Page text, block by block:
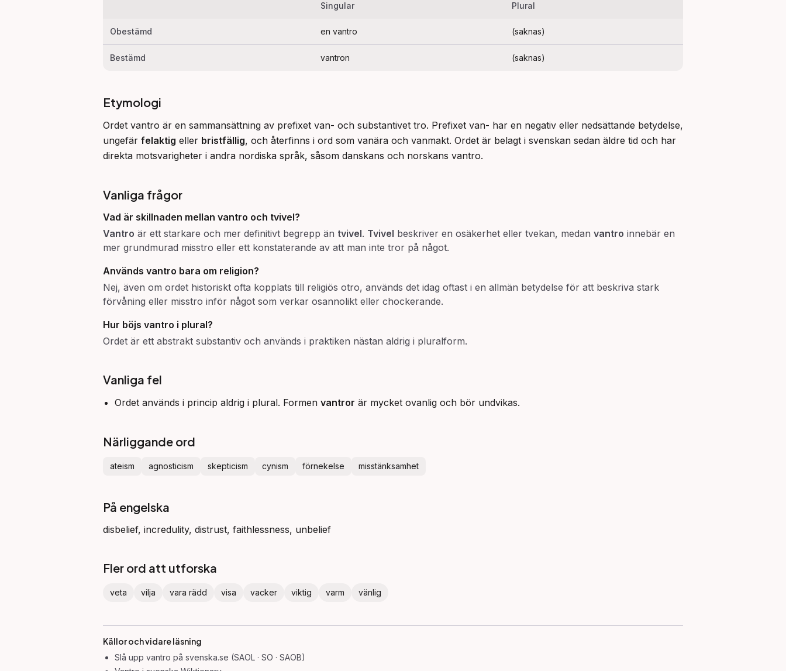
Singular Plural
Obestämd en vantro (saknas)
Bestämd vantron (saknas)
Etymologi
Ordet vantro är en sammansättning av prefixet van- och substantivet tro. Prefixet van- har en negativ eller nedsättande betydelse,
ungefär felaktig eller bristfällig, och återfinns i ord som vanära och vanmakt. Ordet är belagt i svenskan sedan äldre tid och har
direkta motsvarigheter i andra nordiska språk, såsom danskans och norskans vantro.
Vanliga frågor
Vad är skillnaden mellan vantro och tvivel?
Vantro är ett starkare och mer definitivt begrepp än tvivel. Tvivel beskriver en osäkerhet eller tvekan, medan vantro innebär en
mer grundmurad misstro eller ett konstaterande av att man inte tror på något.
Används vantro bara om religion?
Nej, även om ordet historiskt ofta kopplats till religiös otro, används det idag oftast i en allmän betydelse för att beskriva stark
förvåning eller misstro inför något som verkar osannolikt eller chockerande.
Hur böjs vantro i plural?
Ordet är ett abstrakt substantiv och används i praktiken nästan aldrig i pluralform.
Vanliga fel
Ordet används i princip aldrig i plural. Formen vantror är mycket ovanlig och bör undvikas.
Närliggande ord
ateism agnosticism skepticism cynism förnekelse misstänksamhet
På engelska
disbelief, incredulity, distrust, faithlessness, unbelief
Fler ord att utforska
veta vilja vara rädd visa vacker viktig varm vänlig
Källor och vidare läsning
Slå upp vantro på svenska.se (SAOL · SO · SAOB)